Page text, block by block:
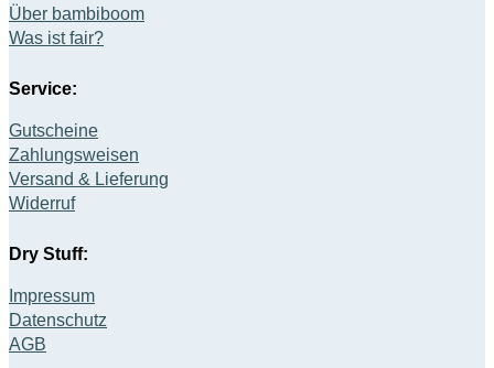
Über bambiboom
Was ist fair?
Service:
Gutscheine
Zahlungsweisen
Versand & Lieferung
Widerruf
Dry Stuff:
Impressum
Datenschutz
AGB